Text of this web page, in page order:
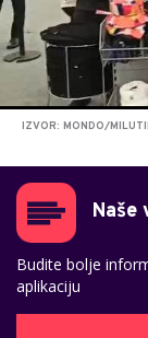
IZVOR: MONDO/
Naše
Budite bolje
aplikaciju